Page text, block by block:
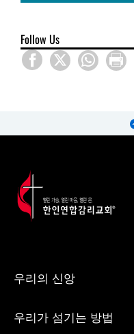
Follow Us
우리의 신앙
우리가 섬기는 방법